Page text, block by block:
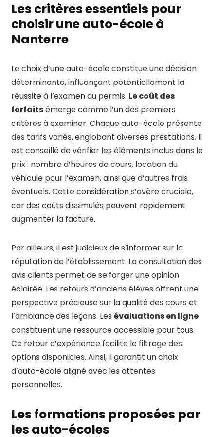
Les critères essentiels pour
choisir une auto-école à
Nanterre
Le choix d’une auto-école constitue une décision
déterminante, influençant potentiellement la
réussite à l’examen du permis. Le coût des
forfaitsémerge comme l’un des premiers
critères à examiner. Chaque auto-école présente
des tarifs variés, englobant diverses prestations. Il
est conseillé de vérifier les éléments inclus dans le
prix : nombre d’heures de cours, location du
véhicule pour l’examen, ainsi que d’autres frais
éventuels. Cette considération s’avère cruciale,
car des coûts dissimulés peuvent rapidement
augmenter la facture.
Par ailleurs, il est judicieux de s’informer sur la
réputation de l’établissement. La consultation des
avis clients permet de se forger une opinion
éclairée. Les retours d’anciens élèves offrent une
perspective précieuse sur la qualité des cours et
l’ambiance des leçons. Les évaluations en ligne
constituent une ressource accessible pour tous.
Ce retour d’expérience facilite le filtrage des
options disponibles. Ainsi, il garantit un choix
d’auto-école aligné avec les attentes
personnelles.
Les formations proposées par
les auto-écoles